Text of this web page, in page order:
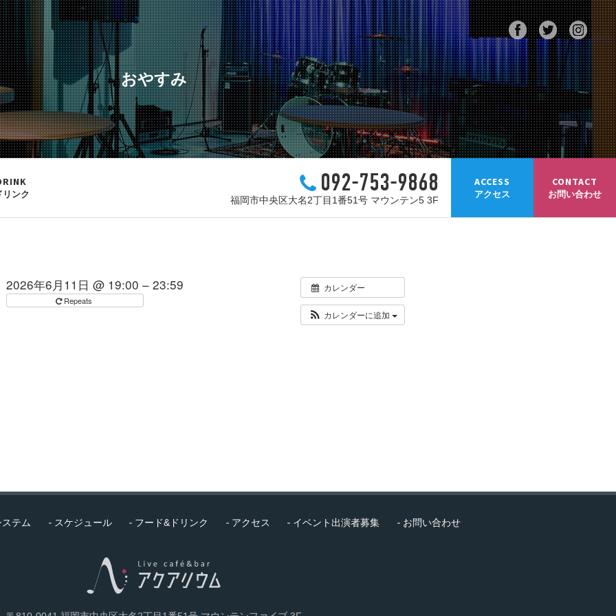
おやすみ
ンク
CONTACT
お問い合わせ
ACCESS
アクセス
092-753-9868
福岡市中央区大名2丁目1番51号 マウンテン5 3F
カレンダー
カレンダーに追加
2026年6月11日 @ 19:00 – 23:59
Repeats
テム スケジュール フード&ドリンク アクセス イベント出演者募集 お問い合わせ